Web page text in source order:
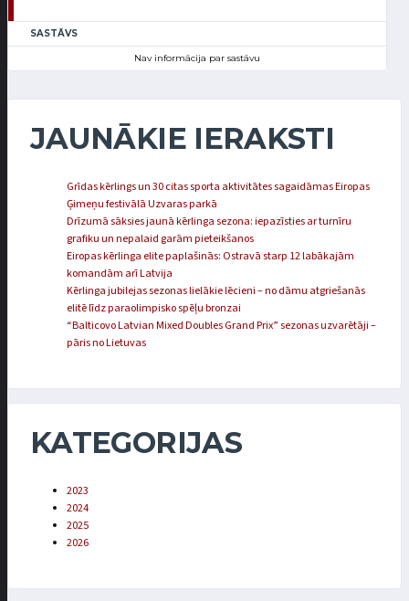
SASTĀVS
Nav informācija par sastāvu
JAUNĀKIE IERAKSTI
Grīdas kērlings un 30 citas sporta aktivitātes sagaidāmas Eiropas
Ģimeņu festivālā Uzvaras parkā
Drīzumā sāksies jaunā kērlinga sezona: iepazīsties ar turnīru
grafiku un nepalaid garām pieteikšanos
Eiropas kērlinga elite paplašinās: Ostravā starp 12 labākajām
komandām arī Latvija
Kērlinga jubilejas sezonas lielākie lēcieni – no dāmu atgriešanās
elitē līdz paraolimpisko spēļu bronzai
“Balticovo Latvian Mixed Doubles Grand Prix” sezonas uzvarētāji –
pāris no Lietuvas
KATEGORIJAS
2023
2024
2025
2026